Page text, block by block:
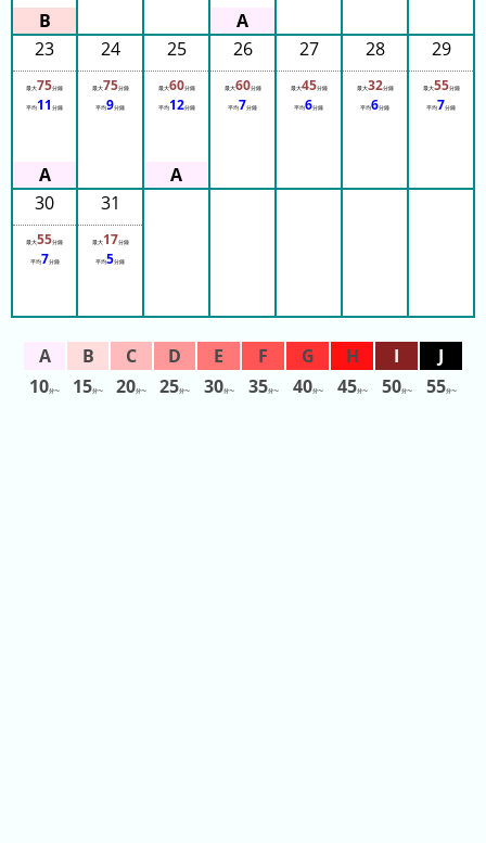
去
排
名
排
23
最大75分鐘
平均11 分鐘
24
最大75分鐘
平均9分鐘
25
最大60分鐘
平均12分鐘
26
最大60分鐘
平均7分鐘
27
最大45分鐘
平均6分鐘
28
最大32分鐘
平均6分鐘
29
最大55分鐘
平均7分鐘
30
最大55分鐘
平均7分鐘
31
最大17分鐘
平均5分鐘
10分〜 15分〜 20分〜 25分〜 30分〜 35分〜 40分〜 45分〜 50分〜 55分〜